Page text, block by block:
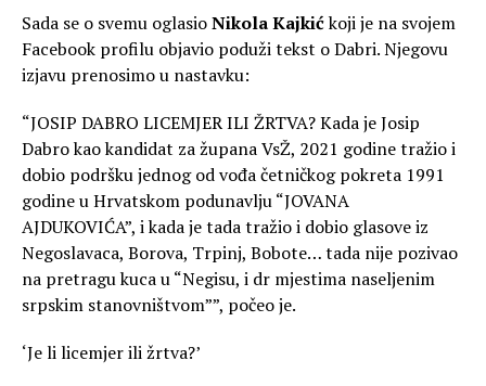
Sada se o svemu oglasioNikola Kajkićkoji je na svojem
Facebook profilu objavio poduži tekst o Dabri. Njegovu
izjavu prenosimo u nastavku:
“JOSIP DABRO LICEMJER ILI ŽRTVA? Kada je Josip
Dabro kao kandidat za župana VsŽ, 2021 godine tražio i
dobio podršku jednog od vođa četničkog pokreta 1991
godine u Hrvatskom podunavlju “JOVANA
AJDUKOVIĆA”, i kada je tada tražio i dobio glasove iz
Negoslavaca, Borova, Trpinj, Bobote… tada nije pozivao
na pretragu kuca u “Negisu, i dr mjestima naseljenim
srpskim stanovništvom””, počeo je.
‘Je li licemjer ili žrtva?’